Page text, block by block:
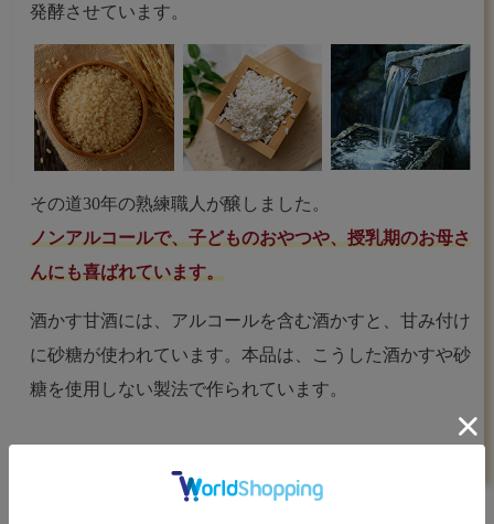
発酵させています。
その道30年の熟練職人が醸しました。
ノンアルコールで、子どものおやつや、授乳期のお母さ
んにも喜ばれています。
酒かす甘酒には、アルコールを含む酒かすと、甘み付け
に砂糖が使われています。本品は、こうした酒かすや砂
糖を使用しない製法で作られています。